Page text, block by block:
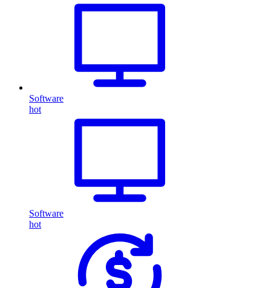
Software
hot
Software
hot